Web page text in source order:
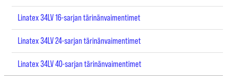
Linatex 34LV 16-sarjan tärinänvaimentimet
Linatex 34LV 24-sarjan tärinänvaimentimet
Linatex 34LV 40-sarjan tärinänvaimentimet